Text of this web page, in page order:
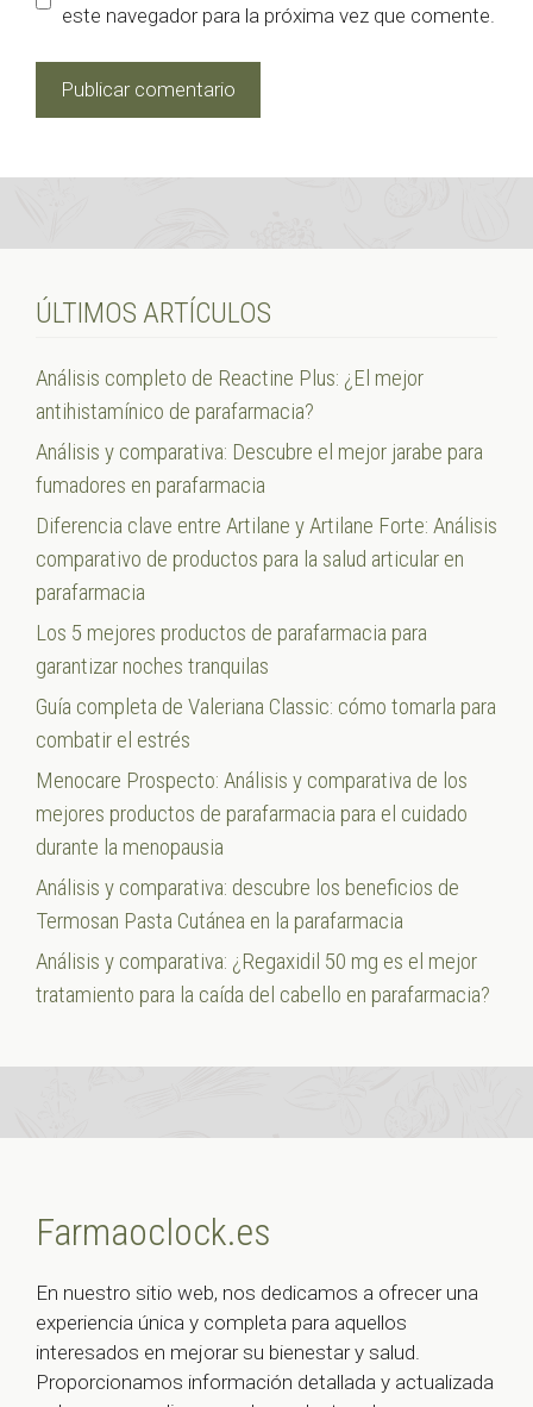
este navegador para la próxima vez que comente.
ÚLTIMOS ARTÍCULOS
Análisis completo de Reactine Plus: ¿El mejor
antihistamínico de parafarmacia?
Análisis y comparativa: Descubre el mejor jarabe para
fumadores en parafarmacia
Diferencia clave entre Artilane y Artilane Forte: Análisis
comparativo de productos para la salud articular en
parafarmacia
Los 5 mejores productos de parafarmacia para
garantizar noches tranquilas
Guía completa de Valeriana Classic: cómo tomarla para
combatir el estrés
Menocare Prospecto: Análisis y comparativa de los
mejores productos de parafarmacia para el cuidado
durante la menopausia
Análisis y comparativa: descubre los beneficios de
Termosan Pasta Cutánea en la parafarmacia
Análisis y comparativa: ¿Regaxidil 50 mg es el mejor
tratamiento para la caída del cabello en parafarmacia?
Farmaoclock.es
En nuestro sitio web, nos dedicamos a ofrecer una
experiencia única y completa para aquellos
interesados en mejorar su bienestar y salud.
Proporcionamos información detallada y actualizada